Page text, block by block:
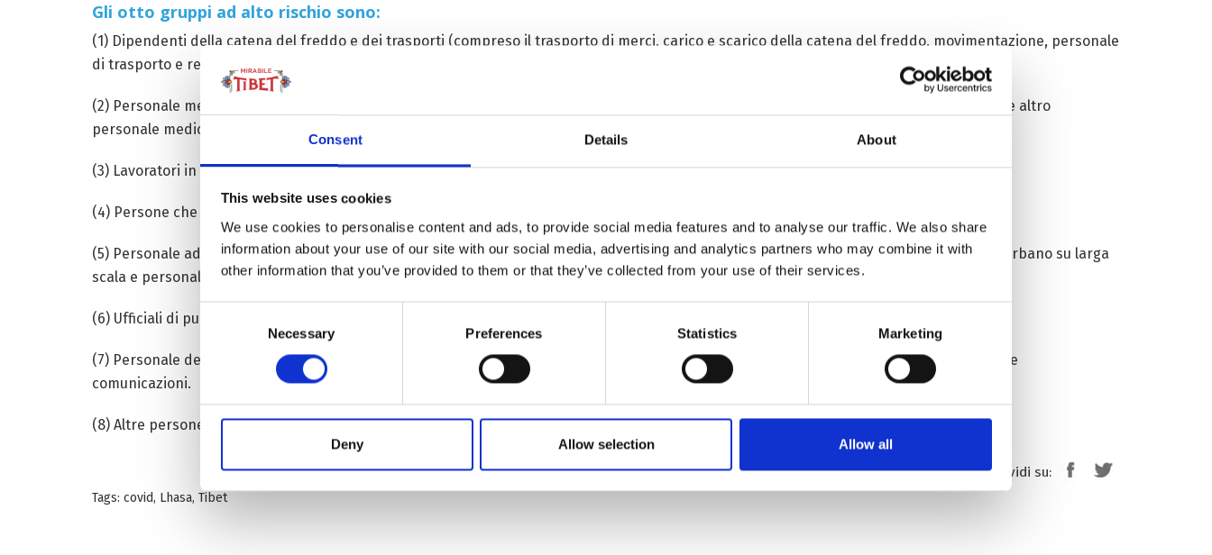
Consent Details About
This website uses cookies
We use cookies to personalise content and ads, to provide social media features and to analyse our traffic. We also share
information about your use of our site with our social media, advertising and analytics partners who may combine it with
other information that you’ve provided to them or that they’ve collected from your use of their services.
Necessary Preferences Statistics Marketing
Deny Allow selection Allow all
Gli otto gruppi ad alto rischio sono:
(1) Dipendenti della catena del freddo e dei trasporti (compreso il trasporto di merci, carico e scarico della catena del freddo, movimentazione, personale
di trasporto e relativo personale nei centri commerciali, supermercati e mercati degli agricoltori).
(2) Personale medico e sanitario in prima linea (compreso il personale di prevenzione delle epidemie, ambulatori di emergenza e febbre e altro
personale medico e sanitario).
(3) Lavoratori in luoghi isolati.
(4) Persone che si recano all’estero per motivi di lavoro o privati.
(5) Personale addetto alla garanzia delle operazioni cittadine, come addetti al trasporto pubblico urbano, addetti al mercato all’ingrosso urbano su larga
scala e personale della ristorazione.
(6) Ufficiali di pubblica sicurezza in prima linea (polizia ausiliaria), polizia armata, vigili del fuoco e operatori della comunità.
(7) Personale delle agenzie governative, pensionati, addetti ai servizi igienico-sanitari, addetti alle pompe funebri e personale addetto alle
comunicazioni.
(8) Altre persone che potrebbero essere ad alto rischio di esposizione.
Condividi su:
Tags: covid, Lhasa, Tibet